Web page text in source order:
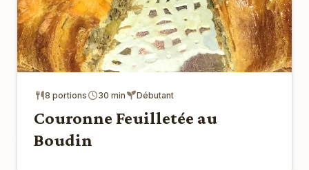
8 portions 30 min Débutant
Couronne Feuilletée au
Boudin